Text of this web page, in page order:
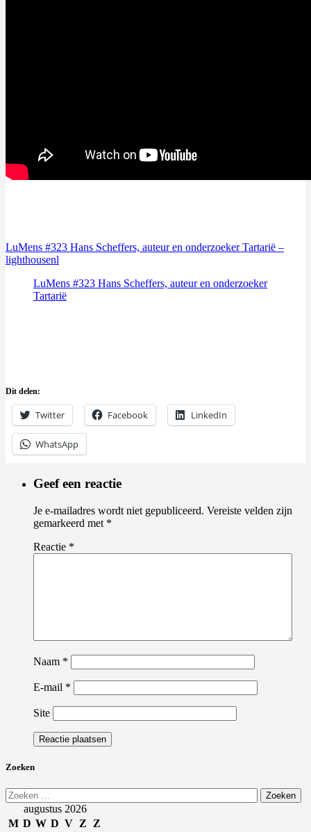
LuMens #323 Hans Scheffers, auteur en onderzoeker Tartarië –
lighthousenl
LuMens #323 Hans Scheffers, auteur en onderzoeker
Tartarië
Dit delen:
Twitter Facebook LinkedIn
WhatsApp
Geef een reactie
Je e-mailadres wordt niet gepubliceerd. Vereiste velden zijn
gemarkeerd met *
Reactie *
Naam *
E-mail *
Site
Zoeken
Zoeken
naar:augustus 2026
M D W D V Z
Z